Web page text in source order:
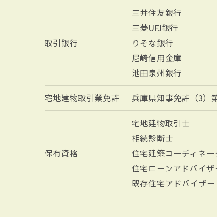
取引銀行
三井住友銀行
三菱UFJ銀行
りそな銀行
尼崎信用金庫
池田泉州銀行
宅地建物取引業免許 兵庫県知事免許（3）
保有資格
宅地建物取引士
相続診断士
住宅建築コーディネー
住宅ローンアドバイザ
既存住宅アドバイザー